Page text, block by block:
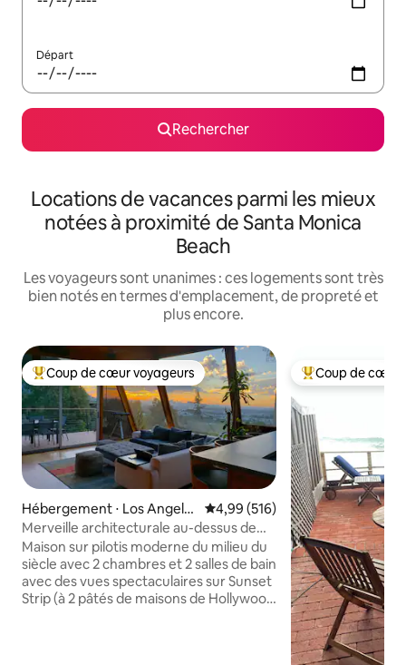
Départ
Rechercher
Locations de vacances parmi les mieux
notées à proximité de Santa Monica
Beach
Les voyageurs sont unanimes : ces logements sont très
bien notés en termes d'emplacement, de propreté et
plus encore.
Coups de cœur voyageurs les plus appréciés
Coup de cœur voyageurs
Hébergement ⋅ Los Angele
s
Évaluation moyenne sur la
4,99 (516)
Merveille architecturale au-dessus de
Sunset-WeHo avec vue
Maison sur pilotis moderne du milieu du
siècle avec 2 chambres et 2 salles de bain
avec des vues spectaculaires sur Sunset
Strip (à 2 pâtés de maisons de Hollywood
Coups de cœur
Coup de cœur